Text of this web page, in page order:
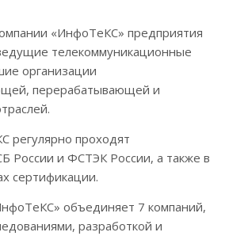
«ИнфоТеКС» предприятия
телекоммуникационные
организации
перерабатывающей и
регулярно проходят
России и ФСТЭК России, а также в
сертификации.
объединяет 7 компаний,
разработкой и